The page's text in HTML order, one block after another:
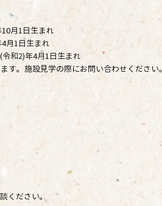
月1日生まれ
月1日生まれ
和2)年4月1日生まれ
。施設見学の際にお問い合わせください。
ください。